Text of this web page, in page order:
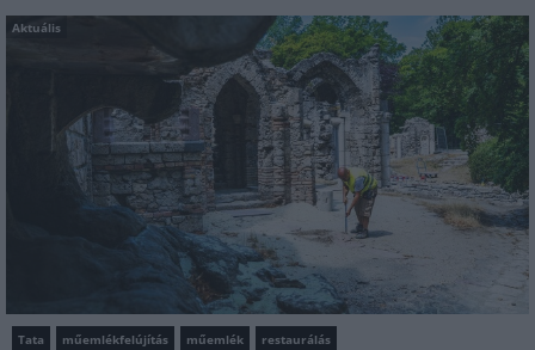
Aktuális
Tata műemlékfelújítás műemlék restaurálás